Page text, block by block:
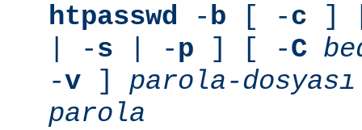
htpasswd -b [ -c ]
| -s | -p ] [ -C
-v ] parola-dosyası
parola